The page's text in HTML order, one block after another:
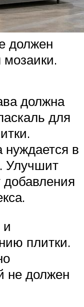
должен
должна
для
нуждается в
Улучшит
добавления
и
плитки.
не должен